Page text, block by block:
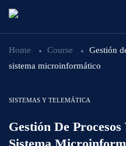
Home Course
Gestión
sistema microinformático
SISTEMAS Y TELEMÁTICA
Gestión De